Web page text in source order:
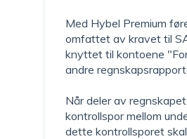
Med Hybel Premium
omfattet av kravet til
knyttet til kontoene
andre
Når deler av
kontrollspor mellom
dette kontrollsporet